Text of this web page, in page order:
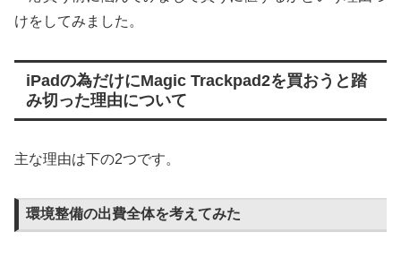
けをしてみました。
iPadの為だけにMagic Trackpad2を買おうと踏
み切った理由について
主な理由は下の2つです。
環境整備の出費全体を考えてみた